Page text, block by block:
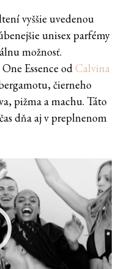
vyššie uvedenou
unisex parfémy
možnosť.
Essence odCalvina
čierneho
pižma a machu. Táto
dňa aj v preplnenom